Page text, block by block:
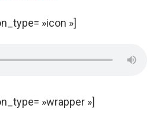
»icon »]
»wrapper »]